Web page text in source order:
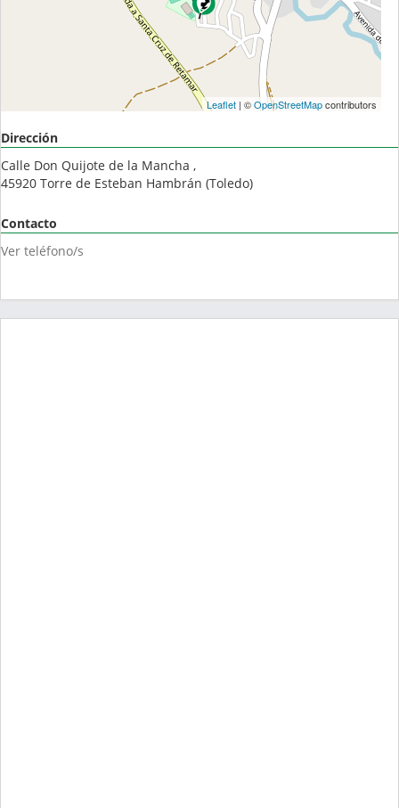
Leaflet| ©OpenStreetMapcontributors
Dirección
Calle Don Quijote de la Mancha ,
45920 Torre de Esteban Hambrán (Toledo)
Contacto
Ver teléfono/s